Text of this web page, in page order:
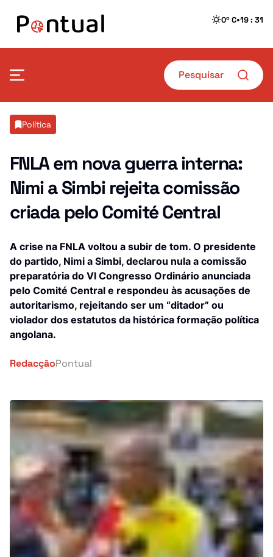
0º C•19 : 31
Mais Pontual
Transportes
Crime
Educação
Investigação
Tragédia
Energia
Pontual Tech
Banca e Seguros
Negócios
Cultura
Religião
Construção
Turismo
Sociedade
Economia
Desporto
Saúde
África
Mundo
País
Política
FNLA em nova guerra interna:
Nimi a Simbi rejeita comissão
criada pelo Comité Central
A crise na FNLA voltou a subir de tom. O presidente
do partido, Nimi a Simbi, declarou nula a comissão
preparatória do VI Congresso Ordinário anunciada
pelo Comité Central e respondeu às acusações de
autoritarismo, rejeitando ser um “ditador” ou
violador dos estatutos da histórica formação política
angolana.
RedacçãoPontual